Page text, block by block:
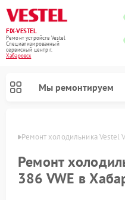
FIX-VESTEL
Ремонт устройств Vestel
Специализированный
cервисный центр г.
Хабаровск
Мы ремонтируем
Ремонт холодильника Vestel
Ремонт
386 VWE в